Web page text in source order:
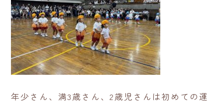
年少さん、満3歳さん、2歳児さんは初めての運